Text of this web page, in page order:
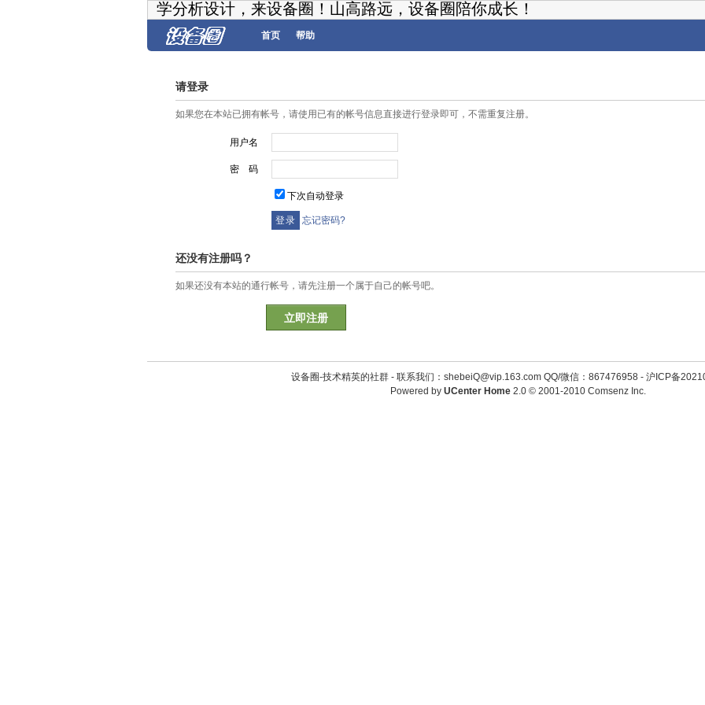
学分析设计，来设备圈！山高路远，设备圈陪你成长！
首页 帮助
请登录
如果您在本站已拥有帐号，请使用已有的帐号信息直接进行登录即可，不需重复注册。
用户名
密 码
下次自动登录
忘记密码?
还没有注册吗？
如果还没有本站的通行帐号，请先注册一个属于自己的帐号吧。
立即注册
设备圈-技术精英的社群 - 联系我们：shebeiQ@vip.163.com QQ/微信：867476958- 沪ICP备
Powered by UCenter Home 2.0© 2001-2010 Comsenz Inc.